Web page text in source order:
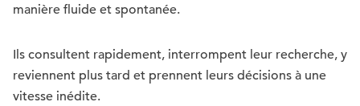
manière fluide et spontanée.
Ils consultent rapidement, interrompent leur recherche, y
reviennent plus tard et prennent leurs décisions à une
vitesse inédite.